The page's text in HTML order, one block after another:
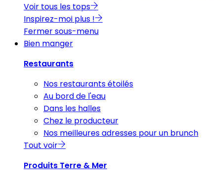
Voir tous les tops
Inspirez-moi plus !
Fermer sous-menu
Bien manger
Restaurants
Nos restaurants étoilés
Au bord de l'eau
Dans les halles
Chez le producteur
Nos meilleures adresses pour un brunch
Tout voir
Produits Terre & Mer